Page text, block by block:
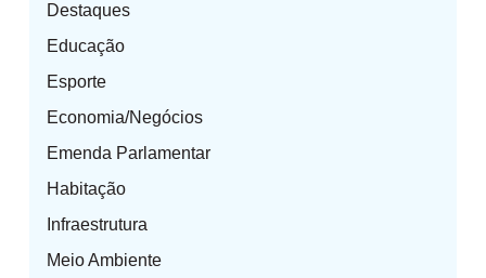
Destaques
Educação
Esporte
Economia/Negócios
Emenda Parlamentar
Habitação
Infraestrutura
Meio Ambiente